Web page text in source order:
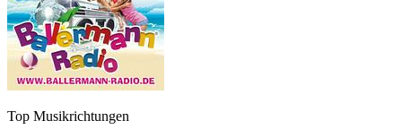
Top Musikrichtungen